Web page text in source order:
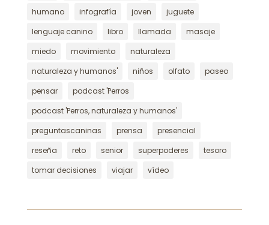
humano
infografía joven
juguete
lenguaje canino
libro llamada
masaje
miedo
movimiento
naturaleza
naturaleza y humanos'
niños olfato
paseo
pensar
podcast 'Perros
podcast 'Perros, naturaleza y humanos'
preguntascaninas
prensa
presencial
reseña
reto senior superpoderes
tesoro
tomar decisiones
viajar vídeo